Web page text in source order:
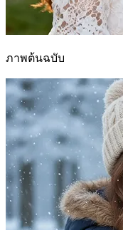
ภาพต้นฉบับ